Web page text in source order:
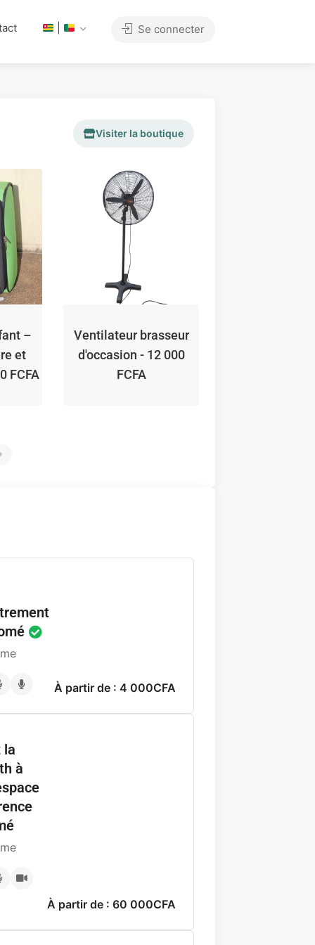
Se connecter
Visiter la boutique
–
et
FCFA
Ventilateur brasseur
d'occasion - 12 000
FCFA
À partir de : 4 000CFA
la
à
À partir de : 60 000CFA